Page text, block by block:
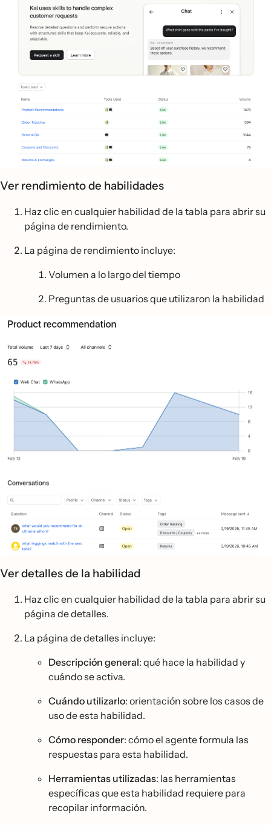
Ver rendimiento de habilidades
Haz clic en cualquier habilidad de la tabla para abrir su
página de rendimiento.
La página de rendimiento incluye:
Volumen a lo largo del tiempo
Preguntas de usuarios que utilizaron la habilidad
Ver detalles de la habilidad
Haz clic en cualquier habilidad de la tabla para abrir su
página de detalles.
La página de detalles incluye:
Descripción general: qué hace la habilidad y
cuándo se activa.
Cuándo utilizarlo: orientación sobre los casos de
uso de esta habilidad.
Cómo responder: cómo el agente formula las
respuestas para esta habilidad.
Herramientas utilizadas: las herramientas
específicas que esta habilidad requiere para
recopilar información.